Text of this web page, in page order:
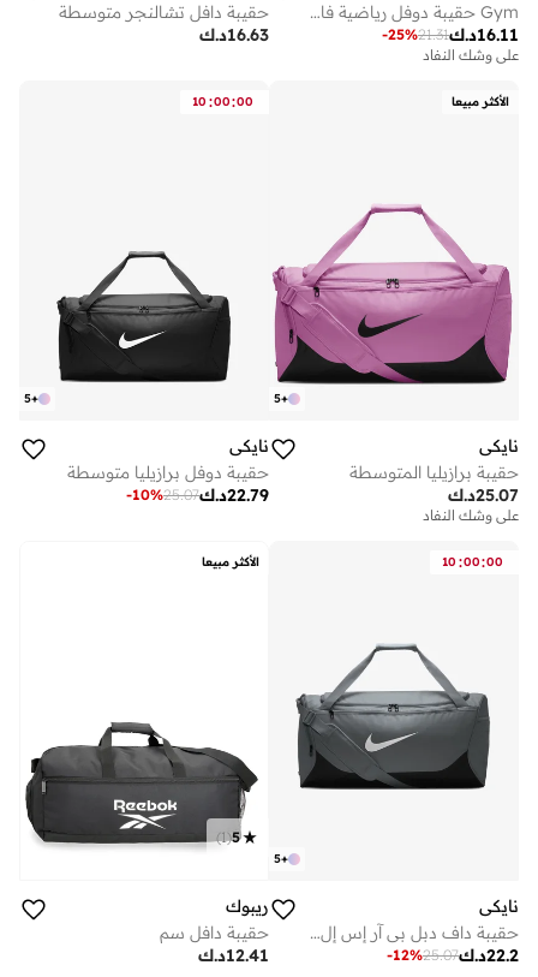
Gym حقيبة دوفل رياضية فاخرة مع قسم للأحذية - وردي فاتح
د.ك16.11
21.31
-25%
على وشك النفاد
حقيبة دافل تشالنجر متوسطة
د.ك16.63
الأكثر مبيعا
+
5
نايكي
حقيبة برازيليا المتوسطة
د.ك25.07
على وشك النفاد
10 :00:00
+
5
نايكي
حقيبة دوفل برازيليا متوسطة
د.ك22.79
25.07
-10%
10 :00:00
+
5
نايكي
حقيبة داف دبل بي آر إس إل إم
د.ك22.2
25.07
-12%
الأكثر مبيعا
5
(
1
)
ريبوك
حقيبة دافل سم
د.ك12.41